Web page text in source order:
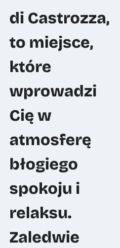
Ubezpieczenia
Pracuj z nami
FAQ
Kontakt
Zero Gravity sp. z o.o.
+48 22 648 29 30
info@zerogravity.pl
di Castrozza,
to miejsce,
które
wprowadzi
Cię w
atmosferę
błogiego
spokoju i
relaksu.
Zaledwie